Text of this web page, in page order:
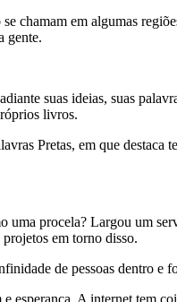
chamam em algumas
gente.
suas ideias, suas
livros.
Pretas, em que destaca
procela? Largou um
em torno disso.
de pessoas dentro e